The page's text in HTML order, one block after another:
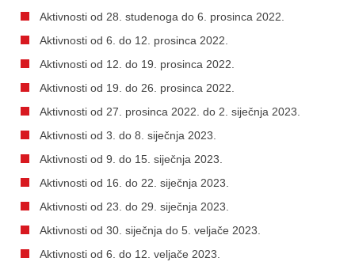
Aktivnosti od 28. studenoga do 6. prosinca 2022.
Aktivnosti od 6. do 12. prosinca 2022.
Aktivnosti od 12. do 19. prosinca 2022.
Aktivnosti od 19. do 26. prosinca 2022.
Aktivnosti od 27. prosinca 2022. do 2. siječnja 2023.
Aktivnosti od 3. do 8. siječnja 2023.
Aktivnosti od 9. do 15. siječnja 2023.
Aktivnosti od 16. do 22. siječnja 2023.
Aktivnosti od 23. do 29. siječnja 2023.
Aktivnosti od 30. siječnja do 5. veljače 2023.
Aktivnosti od 6. do 12. veljače 2023.